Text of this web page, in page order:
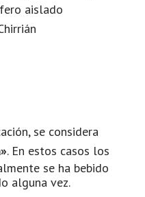
aislado
se considera
. En estos casos los
se ha bebido
alguna vez.